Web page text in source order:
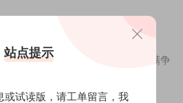
的革命
烈、一蹴而就的运动。
程：启蒙是漫长、曲折、甚至充满争
彼此矛盾、相互辩论。
站点提示
或试读版，请工单留言 ，我